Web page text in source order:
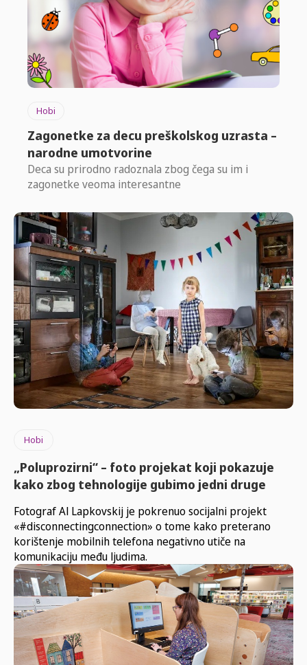
Hobi
Zagonetke za decu preškolskog uzrasta –
narodne umotvorine
Deca su prirodno radoznala zbog čega su im i
zagonetke veoma interesantne
Hobi
„Poluprozirni“ – foto projekat koji pokazuje
kako zbog tehnologije gubimo jedni druge
Fotograf Al Lapkovskij je pokrenuo socijalni projekt
«#disconnectingconnection» o tome kako preterano
korištenje mobilnih telefona negativno utiče na
komunikaciju među ljudima.